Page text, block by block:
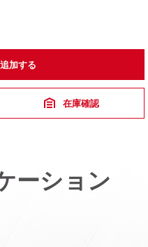
加する
在庫確認
ーション